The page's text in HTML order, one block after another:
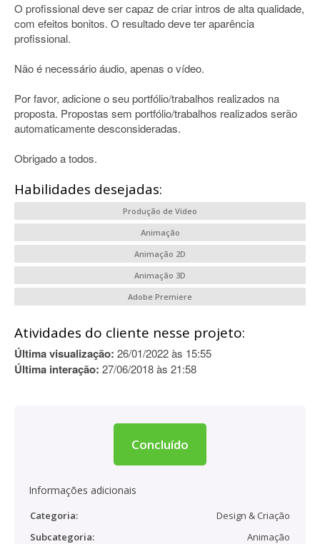
O profissional deve ser capaz de criar intros de alta qualidade,
com efeitos bonitos. O resultado deve ter aparência
profissional.
Não é necessário áudio, apenas o vídeo.
Por favor, adicione o seu portfólio/trabalhos realizados na
proposta. Propostas sem portfólio/trabalhos realizados serão
automaticamente desconsideradas.
Obrigado a todos.
Habilidades desejadas:
Produção de Video
Animação
Animação 2D
Animação 3D
Adobe Premiere
Atividades do cliente nesse projeto:
Última visualização: 26/01/2022 às 15:55
Última interação: 27/06/2018 às 21:58
Concluído
Informações adicionais
Categoria:
Design & Criação
Subcategoria:
Animação